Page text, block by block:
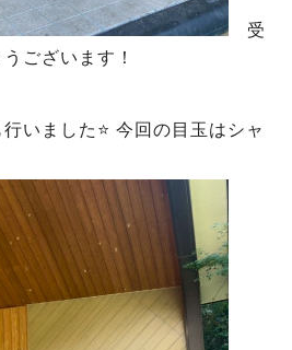
受
ございます！
いました⭐️ 今回の目玉はシャ